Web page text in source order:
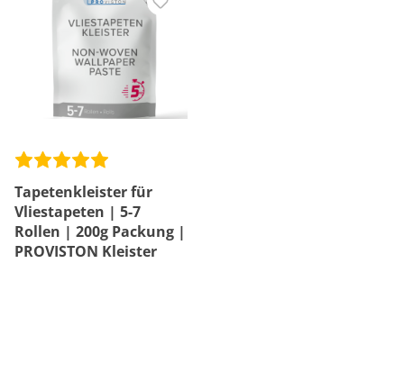
Tapetenkleister für
Vliestapeten | 5-7
Rollen | 200g Packung |
PROVISTON Kleister